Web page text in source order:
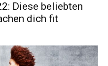
Diese beliebten
dich fit